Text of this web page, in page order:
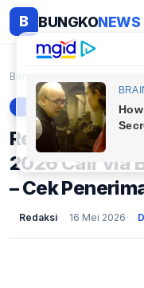
B BUNGKONEWS
Beranda
BERITA
Resmi! PKH &
2026 Cair via
– Cek
Redaksi 16 Mei 2026